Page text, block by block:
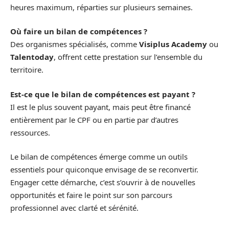
heures maximum, réparties sur plusieurs semaines.
Où faire un bilan de compétences ?
Des organismes spécialisés, comme Visiplus Academy ou
Talentoday, offrent cette prestation sur l’ensemble du
territoire.
Est-ce que le bilan de compétences est payant ?
Il est le plus souvent payant, mais peut être financé
entièrement par le CPF ou en partie par d’autres
ressources.
Le bilan de compétences émerge comme un outils
essentiels pour quiconque envisage de se reconvertir.
Engager cette démarche, c’est s’ouvrir à de nouvelles
opportunités et faire le point sur son parcours
professionnel avec clarté et sérénité.